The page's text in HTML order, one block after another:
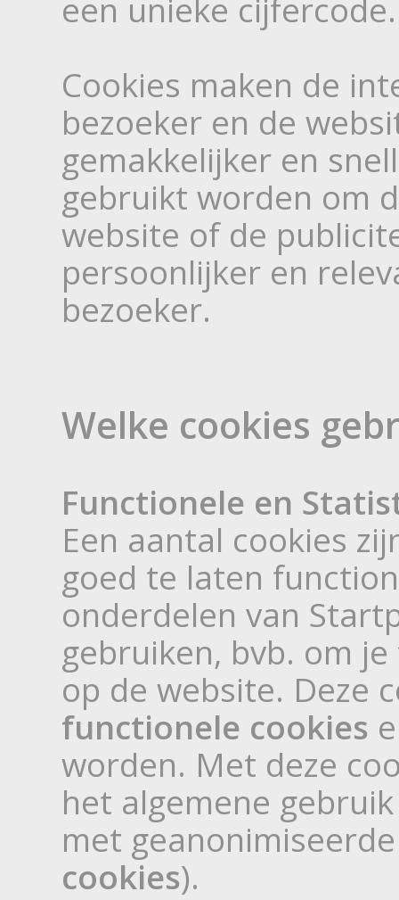
een unieke cijfercode.
Cookies maken de
bezoeker en de
gemakkelijker en
gebruikt worden om
website of de
persoonlijker en
bezoeker.
Welke cookies
Functionele en
Een aantal cookies
goed te laten
onderdelen van
gebruiken, bvb. om
op de website. Deze
functionele cookies
worden. Met deze
het algemene
met
cookies).